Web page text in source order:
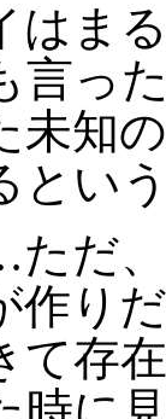
はま
言っ
未知
とい
ただ
作り
て存